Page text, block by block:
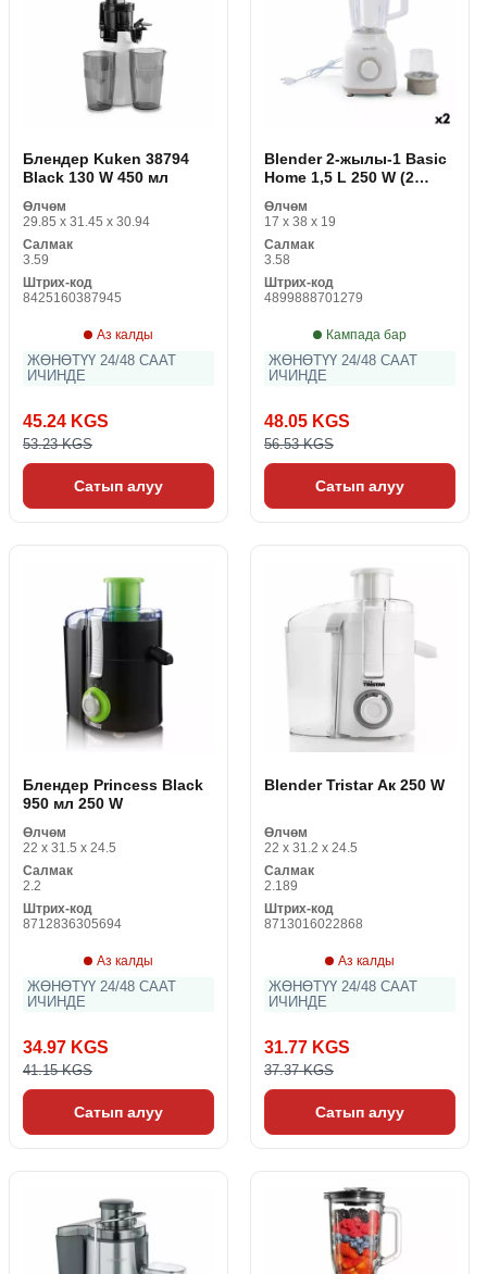
Блендер Kuken 38794
Black 130 W 450 мл
Өлчөм
29.85 x 31.45 x 30.94
Салмак
3.59
Штрих-код
8425160387945
Аз калды
ЖӨНӨТҮҮ 24/48 СААТ
ИЧИНДЕ
45.24 KGS
53.23 KGS
Сатып алуу
Blender 2-жылы-1 Basic
Home 1,5 L 250 W (2
Өлчөм
17 x 38 x 19
Салмак
3.58
Штрих-код
4899888701279
Кампада бар
ЖӨНӨТҮҮ 24/48 СААТ
ИЧИНДЕ
48.05 KGS
56.53 KGS
Сатып алуу
Блендер Princess Black
950 мл 250 W
Өлчөм
22 x 31.5 x 24.5
Салмак
2.2
Штрих-код
8712836305694
Аз калды
ЖӨНӨТҮҮ 24/48 СААТ
ИЧИНДЕ
34.97 KGS
41.15 KGS
Сатып алуу
Blender Tristar Ак 250 W
Өлчөм
22 x 31.2 x 24.5
Салмак
2.189
Штрих-код
8713016022868
Аз калды
ЖӨНӨТҮҮ 24/48 СААТ
ИЧИНДЕ
31.77 KGS
37.37 KGS
Сатып алуу